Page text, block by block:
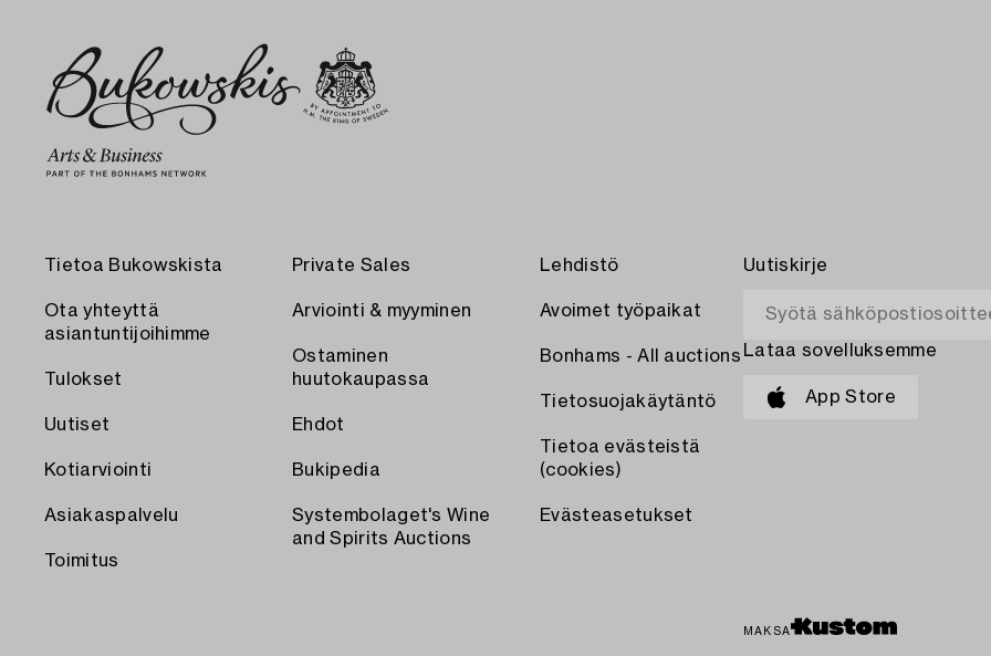
Tietoa Bukowskista
Ota yhteyttä
asiantuntijoihimme
Tulokset
Uutiset
Kotiarviointi
Asiakaspalvelu
Toimitus
Private Sales
Arviointi & myyminen
Ostaminen
huutokaupassa
Ehdot
Bukipedia
Systembolaget's Wine
and Spirits Auctions
Lehdistö
Avoimet työpaikat
Bonhams - All auctions
Tietosuojakäytäntö
Tietoa evästeistä
(cookies)
Evästeasetukset
Uutiskirje
Lataa sovelluksemme
App Store
MAKSA